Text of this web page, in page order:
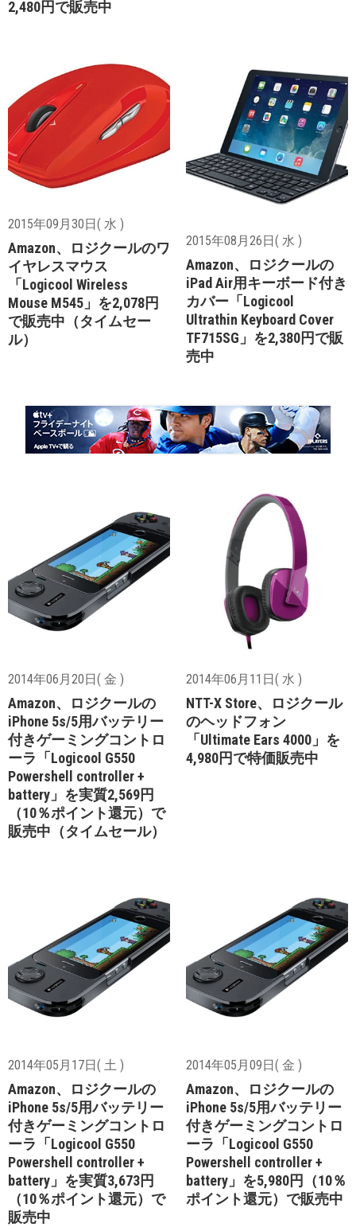
2,480円で販売中
2015年09月30日( 水 )
Amazon、ロジクールのワ
イヤレスマウス
「Logicool Wireless
Mouse M545」を2,078円
で販売中（タイムセー
ル）
2015年08月26日( 水 )
Amazon、ロジクールの
iPad Air用キーボード付き
カバー「Logicool
Ultrathin Keyboard Cover
TF715SG」を2,380円で販
売中
2014年06月20日( 金 )
Amazon、ロジクールの
iPhone 5s/5用バッテリー
付きゲーミングコントロ
ーラ「Logicool G550
Powershell controller +
battery」を実質2,569円
（10％ポイント還元）で
販売中（タイムセール）
2014年06月11日( 水 )
NTT-X Store、ロジクール
のヘッドフォン
「Ultimate Ears 4000」を
4,980円で特価販売中
2014年05月17日( 土 )
Amazon、ロジクールの
iPhone 5s/5用バッテリー
付きゲーミングコントロ
ーラ「Logicool G550
Powershell controller +
battery」を実質3,673円
（10％ポイント還元）で
販売中
2014年05月09日( 金 )
Amazon、ロジクールの
iPhone 5s/5用バッテリー
付きゲーミングコントロ
ーラ「Logicool G550
Powershell controller +
battery」を5,980円（10％
ポイント還元）で販売中